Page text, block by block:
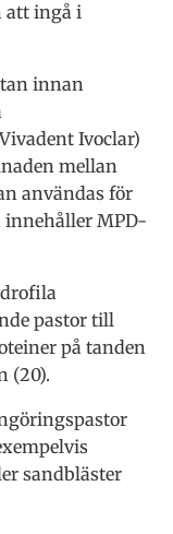
att ingå i
innan
Ivoclar)
mellan
användas för
innehåller MPD-
pastor till
på tanden
(20).
sandbläster